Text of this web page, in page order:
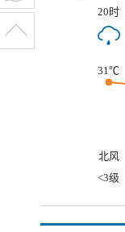
20时
31℃
北风
<3级